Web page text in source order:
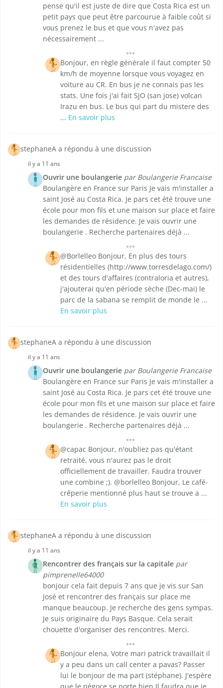
pense qu'il est juste de dire que Costa Rica est un
petit pays que peut être parcourue à faible coût si
vous prenez le bus et que vous n'avez pas
nécessairement ...
Bonjour, en règle générale il faut compter 50
km/h de moyenne lorsque vous voyagez en
voiture au CR. En bus je ne connais pas les
stats. Une fois j'ai fait SJO (san jose) volcan
Irazu en bus. Le bus qui part du mistere des
... En savoir plus
stephaneA a répondu à une discussion
il y a 11 ans
Ouvrir une boulangerie par Boulangerie Francaise
Boulangère en France sur Paris Je vais m'installer a
saint José au Costa Rica. Je pars cet été trouve une
école pour mon fils et une maison sur place et faire
les demandes de résidence. Je vais ouvrir une
boulangerie . Recherche partenaires déjà ...
@Borlelleo Bonjour, En plus des tours
résidentielles (http://www.torresdelago.com/)
et des tours d'affaires (contraloria et autres),
j'ajouterai qu'en période sèche (Dec-mai) le
parc de la sabana se remplit de monde le ...
En savoir plus
stephaneA a répondu à une discussion
il y a 11 ans
Ouvrir une boulangerie par Boulangerie Francaise
Boulangère en France sur Paris Je vais m'installer a
saint José au Costa Rica. Je pars cet été trouve une
école pour mon fils et une maison sur place et faire
les demandes de résidence. Je vais ouvrir une
boulangerie . Recherche partenaires déjà ...
@capac Bonjour, n'oubliez pas qu'étant
retraité, vous n'aurez pas le droit
officiellement de travailler. Faudra trouver
une combine ;). @borlelleo Bonjour, Le café-
crêperie mentionné plus haut se trouve a ...
En savoir plus
stephaneA a répondu à une discussion
il y a 11 ans
Rencontrer des français sur la capitale par
pimprenelle64000
bonjour cela fait depuis 7 ans que je vis sur San
José et rencontrer des français sur place me
manque beaucoup. Je recherche des gens sympas.
Je suis originaire du Pays Basque. Cela serait
chouette d'organiser des rencontres. Merci.
Bonjour elena, Votre mari patrick travaillait il
y a peu dans un call center a pavas? Passer
lui le bonjour de ma part (stéphane). J'espère